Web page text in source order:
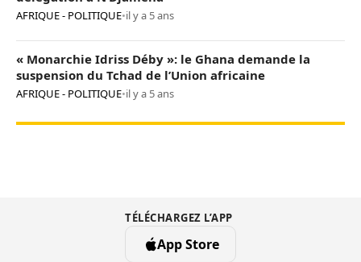
AFRIQUE - POLITIQUE•il y a 5 ans
« Monarchie Idriss Déby »: le Ghana demande la
suspension du Tchad de l’Union africaine
AFRIQUE - POLITIQUE•il y a 5 ans
TÉLÉCHARGEZ L’APP
App Store